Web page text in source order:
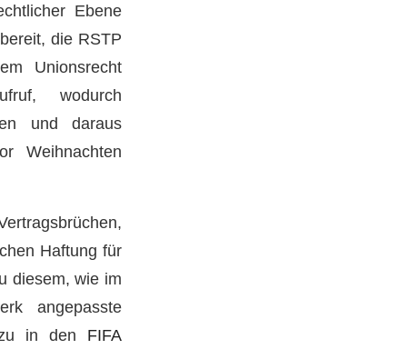
Ebene
die RSTP
Unionsrecht
wodurch
und daraus
Weihnachten
Haftung für
diesem, wie im
angepasste
in den FIFA